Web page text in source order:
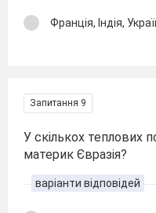
Франція, Індія,
Запитання 9
У скількох теплових
материк Євразія?
варіанти відповідей